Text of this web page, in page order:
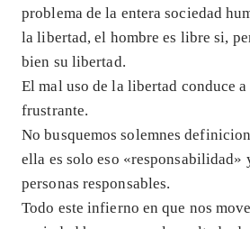
problema de la entera sociedad
la libertad, el hombre es libre si,
bien su libertad.
El mal uso de la libertad conduce
frustrante.
No busquemos solemnes
ella es solo eso «responsabilidad»
personas responsables.
Todo este infierno en que nos